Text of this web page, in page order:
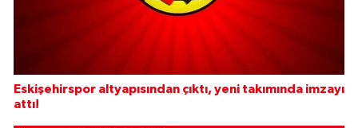
Eskişehirspor altyapısından çıktı, yeni takımında imzayı
attı!